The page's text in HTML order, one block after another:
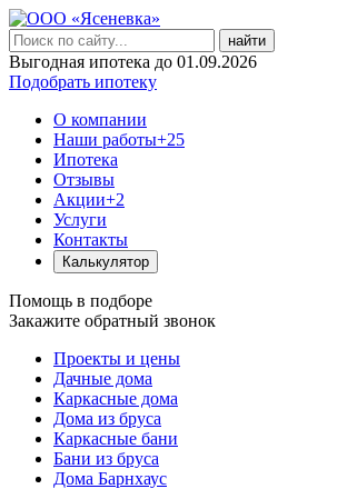
найти
Выгодная ипотека до 01.09.2026
Подобрать ипотеку
О компании
Наши работы+25
Ипотека
Отзывы
Акции+2
Услуги
Контакты
Калькулятор
Помощь в подборе
Закажите обратный звонок
Проекты и цены
Дачные дома
Каркасные дома
Дома из бруса
Каркасные бани
Бани из бруса
Дома Барнхаус